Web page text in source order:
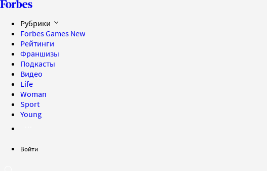
Рубрики
Forbes Games New
Рейтинги
Франшизы
Подкасты
Видео
Life
Woman
Sport
Young
Войти